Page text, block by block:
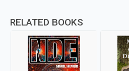
RELATED BOOKS